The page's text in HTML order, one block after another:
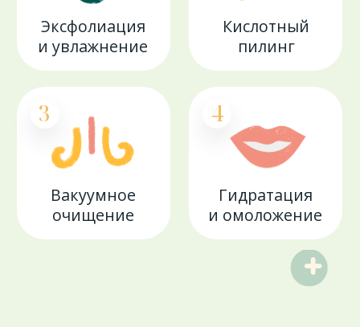
Записаться
Ответы
на вопросы